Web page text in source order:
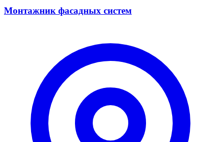
Монтажник фасадных систем